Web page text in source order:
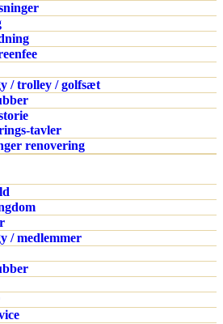
/ trolley / golfsæt
tavler
renovering
/ medlemmer